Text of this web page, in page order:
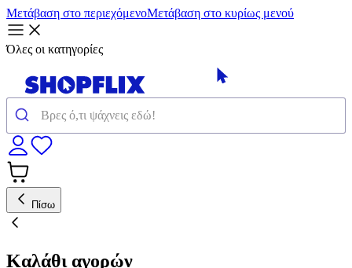
Μετάβαση στο περιεχόμενοΜετάβαση στο κυρίως μενού
Όλες οι κατηγορίες
Πίσω
Καλάθι αγορών